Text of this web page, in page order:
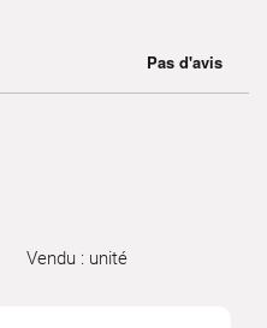
Vendu : unité